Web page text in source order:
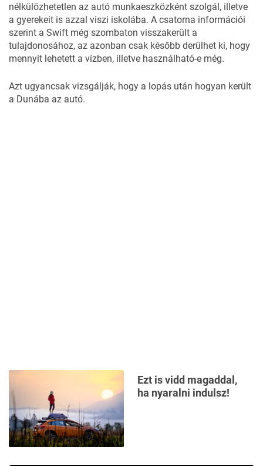
nélkülözhetetlen az autó munkaeszközként szolgál, illetve
a gyerekeit is azzal viszi iskolába. A csatorna információi
szerint a Swift még szombaton visszakerült a
tulajdonosához, az azonban csak később derülhet ki, hogy
mennyit lehetett a vízben, illetve használható-e még.
Azt ugyancsak vizsgálják, hogy a lopás után hogyan került
a Dunába az autó.
Ezt is vidd magaddal,
ha nyaralni indulsz!